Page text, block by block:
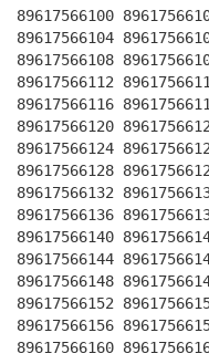
89617566100
89617566104
89617566108
89617566112
89617566116
89617566120
89617566124
89617566128
89617566132
89617566136
89617566140
89617566144
89617566148
89617566152
89617566156
89617566160